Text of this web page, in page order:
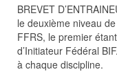
BREVET
le deuxième niveau
FFRS, le premier
d’Initiateur Fédéral
à chaque discipline.